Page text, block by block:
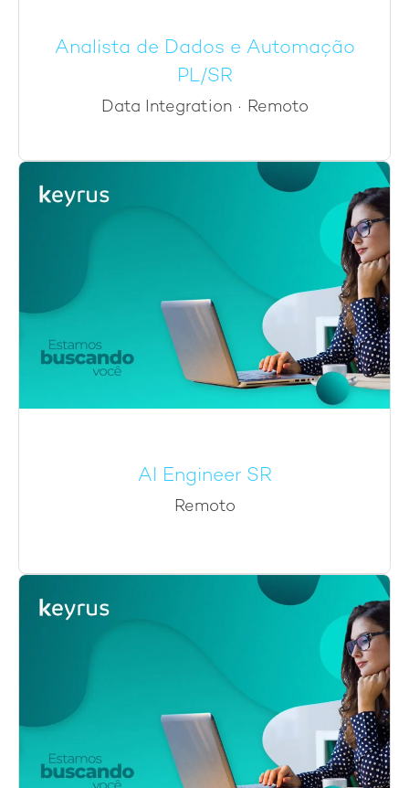
Analista de Dados e Automação
PL/SR
Data Integration · Remoto
AI Engineer SR
Remoto